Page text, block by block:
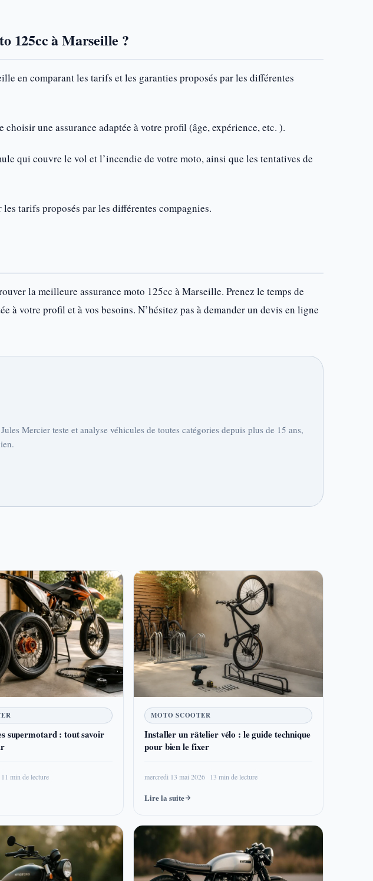
125cc à Marseille ?
en comparant les tarifs et les garanties proposés par les différentes
une assurance adaptée à votre profil (âge, expérience, etc. ).
qui couvre le vol et l’incendie de votre moto, ainsi que les tentatives de
tarifs proposés par les différentes compagnies.
la meilleure assurance moto 125cc à Marseille. Prenez le temps de
à votre profil et à vos besoins. N’hésitez pas à demander un devis en ligne
Mercier teste et analyse véhicules de toutes catégories depuis plus de 15 ans,
supermotard : tout savoir
11 min de lecture
MOTO SCOOTER
Installer un râtelier vélo : le guide technique
pour bien le fixer
mercredi 13 mai 2026 13 min de lecture
Lire la suite